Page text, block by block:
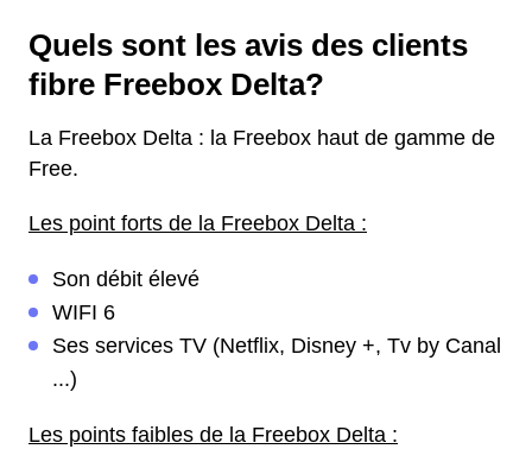
Quels sont les avis des clients
fibre Freebox Delta?
La Freebox Delta : la Freebox haut de gamme de
Free.
Les point forts de la Freebox Delta :
Son débit élevé
WIFI 6
Ses services TV (Netflix, Disney +, Tv by Canal
...)
Les points faibles de la Freebox Delta :